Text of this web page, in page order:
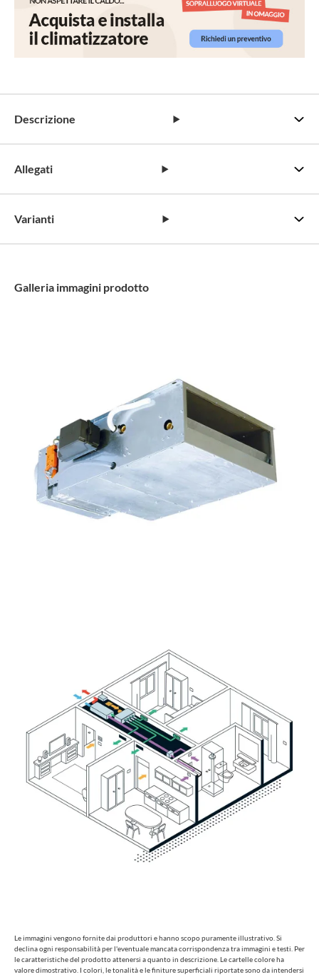
Descrizione
Allegati
Varianti
Galleria immagini prodotto
Le immagini vengono fornite dai produttori e hanno scopo puramente illustrativo. Si
declina ogni responsabilità per l'eventuale mancata corrispondenza tra immagini e testi. Per
le caratteristiche del prodotto attenersi a quanto in descrizione. Le cartelle colore ha
valore dimostrativo. I colori, le tonalità e le finiture superficiali riportate sono da intendersi